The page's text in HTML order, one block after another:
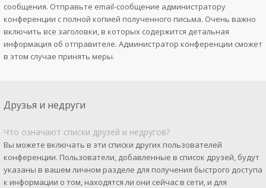
сообщения. Отправьте email-сообщение администратору
конференции с полной копией полученного письма. Очень важно
включить все заголовки, в которых содержится детальная
информация об отправителе. Администратор конференции сможет
в этом случае принять меры.
Друзья и недруги
Что означают списки друзей и недругов?
Вы можете включать в эти списки других пользователей
конференции. Пользователи, добавленные в список друзей, будут
указаны в вашем личном разделе для получения быстрого доступа
к информации о том, находятся ли они сейчас в сети, и для